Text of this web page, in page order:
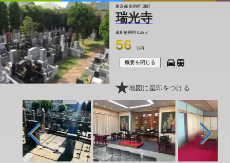
東京都 新宿区 原町
瑞光寺
墓所使用料 0.28㎡
56 万円
概要を閉じる
地図に星印をつける